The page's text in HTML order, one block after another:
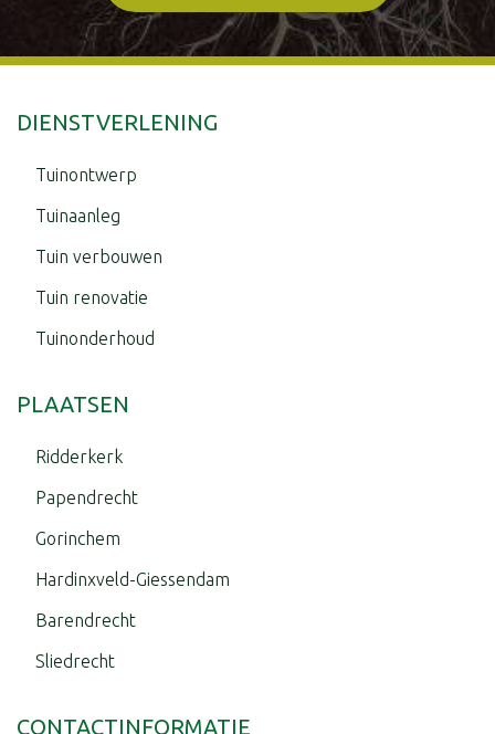
DIENSTVERLENING
Tuinontwerp
Tuinaanleg
Tuin verbouwen
Tuin renovatie
Tuinonderhoud
PLAATSEN
Ridderkerk
Papendrecht
Gorinchem
Hardinxveld-Giessendam
Barendrecht
Sliedrecht
CONTACTINFORMATIE